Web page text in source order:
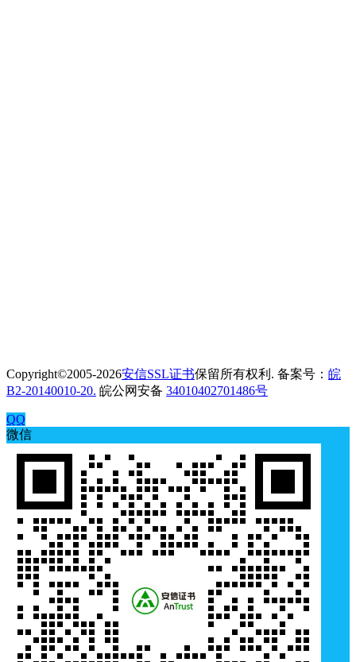
Copyright©2005-2026安信SSL证书保留所有权利. 备案号： 皖
B2-20140010-20. 皖公网安备 34010402701486号
QQ
微信